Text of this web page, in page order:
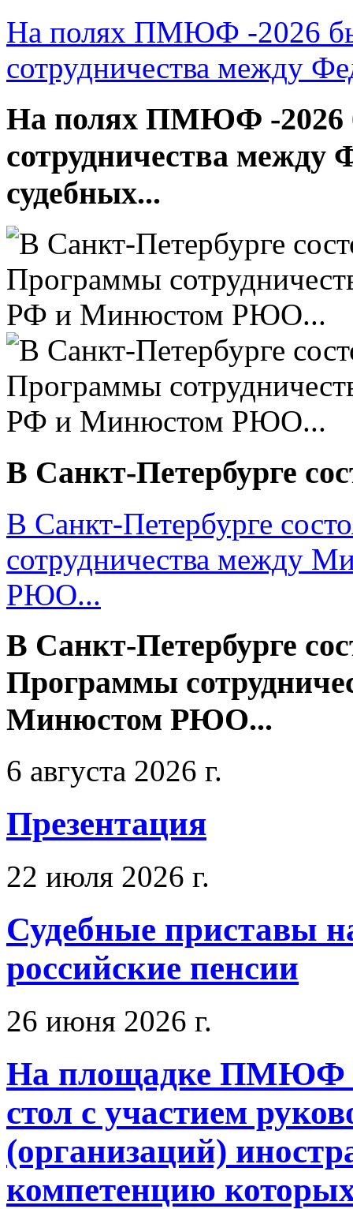
На полях ПМЮФ -2026
сотрудничества между
На полях ПМЮФ -2026
сотрудничества между
судебных...
В Санкт-Петербурге
В Санкт-Петербурге
сотрудничества между
РЮО...
В Санкт-Петербурге
Программы
Минюстом РЮО...
6 августа 2026 г.
Презентация
22 июля 2026 г.
Судебные приставы
российские пенсии
26 июня 2026 г.
На площадке ПМЮФ -
стол с участием
(организаций)
компетенцию